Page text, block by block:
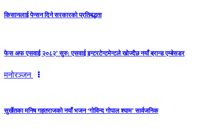
किसानलाई पेन्सन दिने सरकारको प्रतिबद्धता
फेस अफ एसवाई २०८२’ सुरु: एसवाई इन्टरटेन्टमेन्टले खोज्दैछ नयाँ ब्रान्ड एम्बेसडर
मनोरञ्जन
सुर्खेतका मनिष गहतराजको नयाँ भजन ‘गोविन्द गोपाल श्याम’ सार्वजनिक